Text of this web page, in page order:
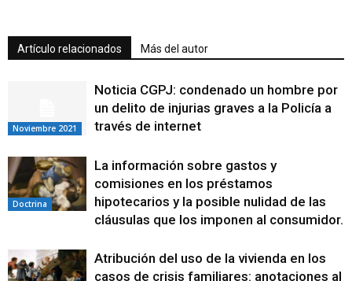
Artículo relacionados Más del autor
Noviembre 2021
Noticia CGPJ: condenado un hombre por
un delito de injurias graves a la Policía a
través de internet
Doctrina
La información sobre gastos y
comisiones en los préstamos
hipotecarios y la posible nulidad de las
cláusulas que los imponen al consumidor.
Atribución del uso de la vivienda en los
casos de crisis familiares: anotaciones al